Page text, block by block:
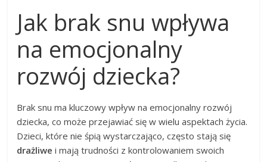
Jak brak snu wpływa
na emocjonalny
rozwój dziecka?
Brak snu ma kluczowy wpływ na emocjonalny rozwój
dziecka, co może przejawiać się w wielu aspektach życia.
Dzieci, które nie śpią wystarczająco, często stają się
drażliwe i mają trudności z kontrolowaniem swoich